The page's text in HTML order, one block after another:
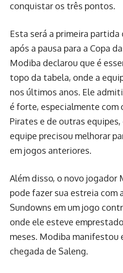
conquistar os três pontos.
Esta será a primeira partida
após a pausa para a Copa
Modiba declarou que é
topo da tabela, onde a
nos últimos anos. Ele
é forte, especialmente com
Pirates e de outras
equipe precisou melhorar
em jogos anteriores.
Além disso, o novo jogador
pode fazer sua estreia com
Sundowns em um jogo
onde ele esteve
meses. Modiba manifestou
chegada de Saleng.